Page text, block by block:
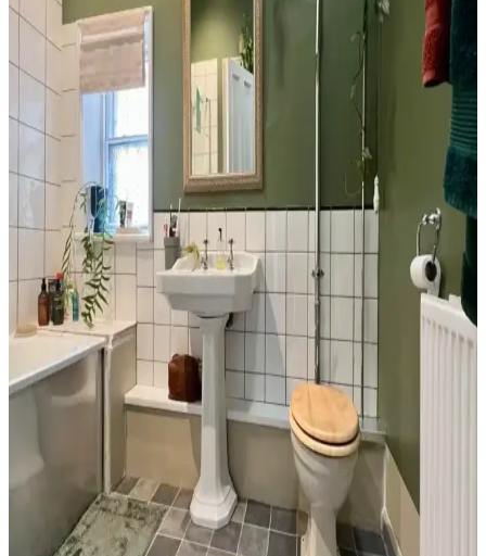
Tuvaletin üst kısmı, depolama dolapları, raflar, sanat eserleri ve
uygun aydınlatma ile hem fonksiyonel hem de estetik hale
getirilebilir. Doğru malzeme ve renk seçimi mekanın atmosferini
dengeler.
Banyo Dekorasyonunda Havlu Renk Seçimi: Estetik
ve Pratik İpuçları
Havlu renk seçimi, banyo dekorasyonunun uyumu ve pratikliği için
önemlidir. Beyaz, siyah ve toprak tonları farklı avantajlar sunar.
Doğru bakım ve uyumla estetik ve fonksiyonel sonuçlar elde edilir.
Banyo Dekorasyonunda Yeşil Tonları ve Güvenlik
Önlemleriyle Estetik ve Fonksiyonellik
Banyo dekorasyonunda yeşil tonlar, altın detaylar ve çiçek
desenleriyle estetik bir atmosfer oluştururken, perde seçimi ve
düzenlemesi yangın riskini azaltmak için önemlidir.
Banyo Duvar Boyası Seçiminde Renk ve Donanım
Uyumu: Modern ve Doğal Yaklaşımlar
Banyo duvar boyası seçimi, renk ve donanım uyumuyla mekanın
atmosferini belirler. Mavi-gri, yeşil ve nötr tonlar rahatlatıcı ve doğal
bir ortam sağlar. Siyah donanımlar mekan bütünlüğünü güçlendirir.